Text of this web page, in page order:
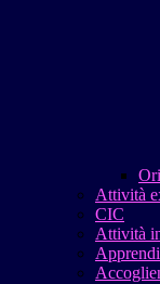
Attività
CIC
Attività